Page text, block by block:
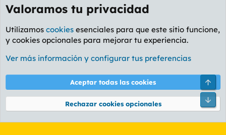
Foro Informática y Videojuegos
Cookies
PL OLDSTYLE AMARILLO
Términos y reglas Política de privacidad Ayuda
Community platform by XenForo® © 2010-2026 XenForo Ltd.
Valoramos tu privacidad
Utilizamos cookies esenciales para que este sitio funcione,
y cookies opcionales para mejorar tu experiencia.
Ver más información y configurar tus preferencias
Aceptar todas las cookies
Rechazar cookies opcionales
Pie